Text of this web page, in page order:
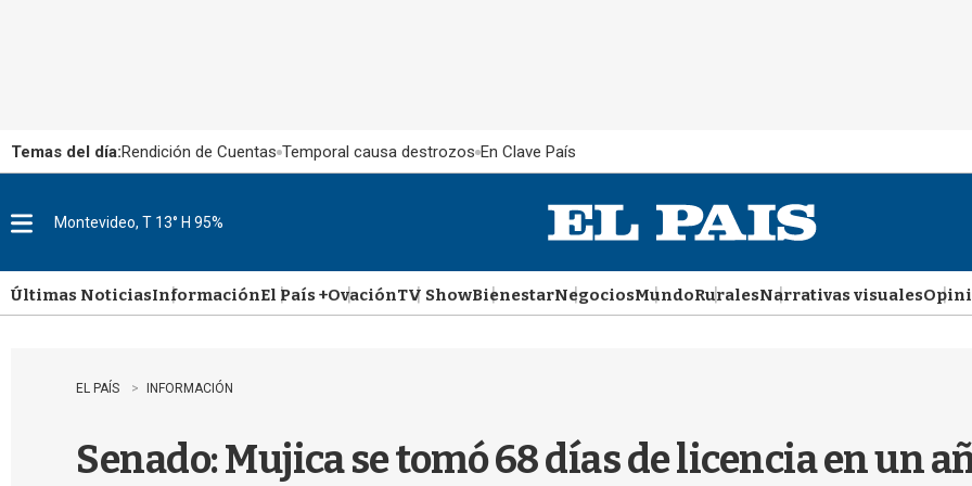
Temas del día:Rendición de Cuentas Temporal causa destrozos En Clave País
u
Montevideo, T 13° H 95%
Últimas NoticiasInformaciónEl País +OvaciónTV ShowBienestarNegociosMundoRuralesNarrativas visuales
EL PAÍS INFORMACIÓN
Senado: Mujica se tomó 68 días de licencia en un